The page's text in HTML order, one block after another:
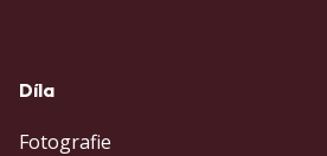
Díla
Fotografie